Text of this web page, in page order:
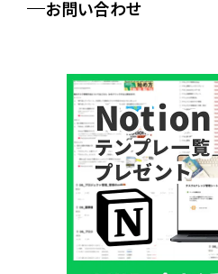
お問い合わせ